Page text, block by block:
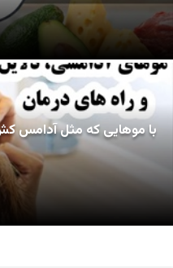
با موهایی که مثل آدامس